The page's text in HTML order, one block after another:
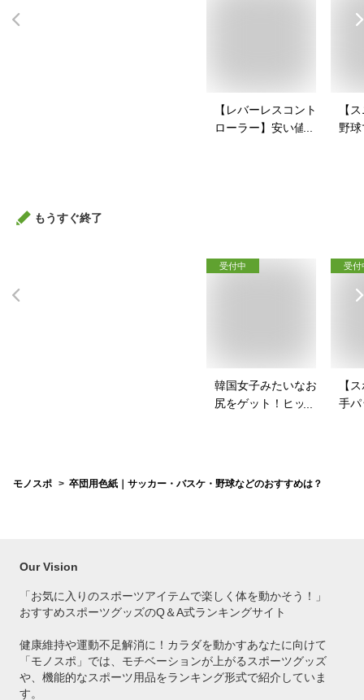
【レバーレスコント
ローラー】安い値段
【
野
もうすぐ終了
受付中
韓国女子みたいなお
尻をゲット！ヒップ
受付
【
手パ
モノスポ 卒団用色紙｜サッカー・バスケ・野球などのおすすめは？
Our Vision
「お気に入りのスポーツアイテムで楽しく体を動かそう！」
おすすめスポーツグッズのQ＆A式ランキングサイト
健康維持や運動不足解消に！カラダを動かすあなたに向けて
「モノスポ」では、モチベーションが上がるスポーツグッズ
や、機能的なスポーツ用品をランキング形式で紹介していま
す。